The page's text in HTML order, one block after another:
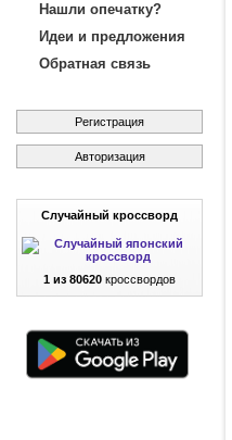
Нашли опечатку?
Идеи и предложения
Обратная связь
Регистрация
Авторизация
Случайный кроссворд
1 из 80620 кроссвордов